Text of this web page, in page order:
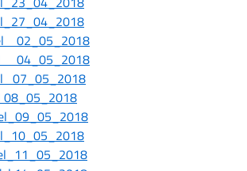
02_05_2018
04_05_2018
07_05_2018
08_05_2018